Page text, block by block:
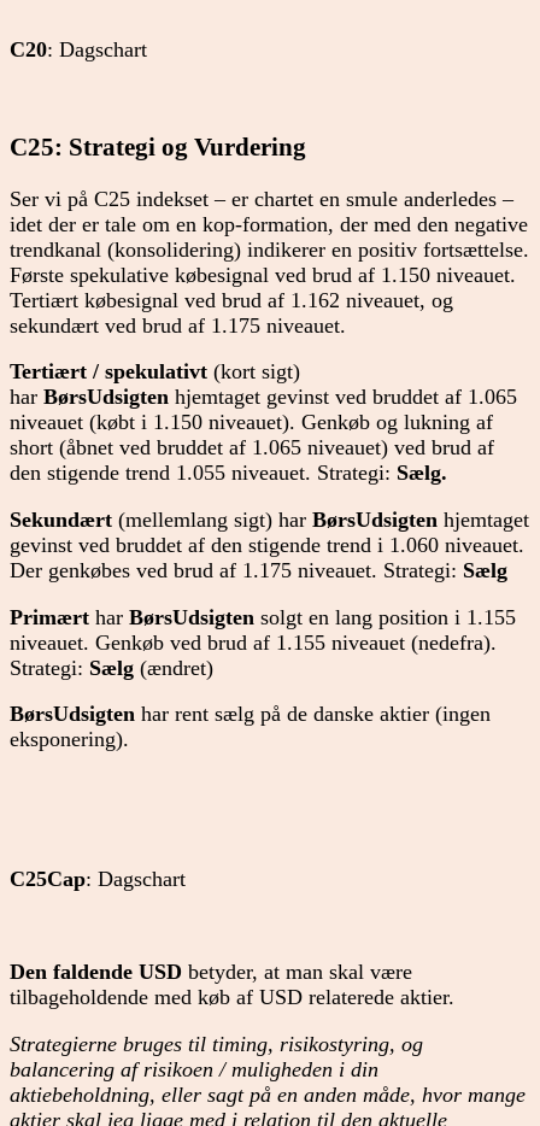
C20: Dagschart
C25: Strategi og Vurdering
Ser vi på C25 indekset – er chartet en smule anderledes –
idet der er tale om en kop-formation, der med den negative
trendkanal (konsolidering) indikerer en positiv fortsættelse.
Første spekulative købesignal ved brud af 1.150 niveauet.
Tertiært købesignal ved brud af 1.162 niveauet, og
sekundært ved brud af 1.175 niveauet.
Tertiært / spekulativt (kort sigt)
har BørsUdsigten hjemtaget gevinst ved bruddet af 1.065
niveauet (købt i 1.150 niveauet). Genkøb og lukning af
short (åbnet ved bruddet af 1.065 niveauet) ved brud af
den stigende trend 1.055 niveauet. Strategi: Sælg.
Sekundært (mellemlang sigt) har BørsUdsigten hjemtaget
gevinst ved bruddet af den stigende trend i 1.060 niveauet.
Der genkøbes ved brud af 1.175 niveauet. Strategi: Sælg
Primært har BørsUdsigten solgt en lang position i 1.155
niveauet. Genkøb ved brud af 1.155 niveauet (nedefra).
Strategi: Sælg (ændret)
BørsUdsigten har rent sælg på de danske aktier (ingen
eksponering).
C25Cap: Dagschart
Den faldende USD betyder, at man skal være
tilbageholdende med køb af USD relaterede aktier.
Strategierne bruges til timing, risikostyring, og
balancering af risikoen / muligheden i din
aktiebeholdning, eller sagt på en anden måde, hvor mange
aktier skal jeg ligge med i relation til den aktuelle